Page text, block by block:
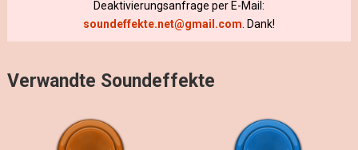
Deaktivierungsanfrage per E-Mail:
soundeffekte.net@gmail.com . Dank!
Verwandte Soundeffekte